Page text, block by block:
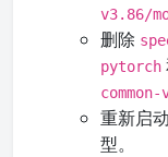
v3.86/
删除
pytorch
重新启
型。